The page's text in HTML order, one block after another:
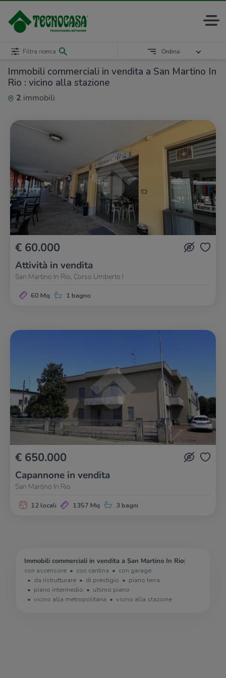
Immobili commerciali in vendita a San Martino In
Rio : vicino alla stazione
2 immobili
Filtra ricerca Ordina
€ 60.000
Attività in vendita
San Martino In Rio, Corso Umberto I
60 Mq 1 bagno
€ 650.000
Capannone in vendita
San Martino In Rio
12 locali 1357 Mq 3 bagni
Immobili commerciali in vendita a San Martino In Rio:
con ascensore
con cantina
con garage
da ristrutturare
di prestigio
piano terra
piano intermedio
ultimo piano
vicino alla metropolitana
vicino alla stazione